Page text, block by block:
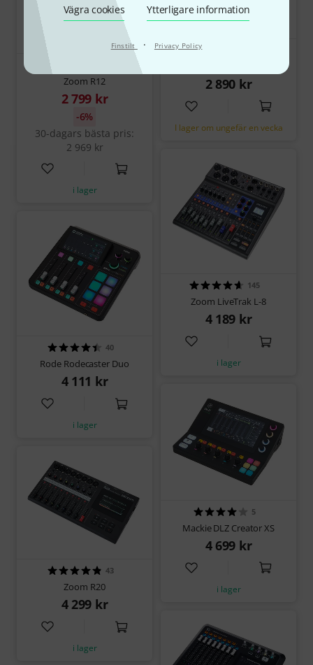
Vägra cookies Ytterligare information
Finstilt · Privacy Policy
Zoom R12
2 799 kr
30-dagars bästa pris:
2 969 kr
-6%
i lager
2 890 kr
I lager om ungefär en vecka
40
Rode Rodecaster Duo
4 111 kr
i lager
145
Zoom LiveTrak L-8
4 189 kr
i lager
43
Zoom R20
4 299 kr
i lager
5
Mackie DLZ Creator XS
4 699 kr
i lager